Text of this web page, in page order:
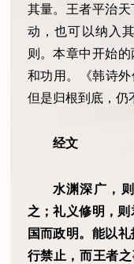
其量。王者平治
动，也可以纳入
则。本章中开始
和功用。《韩诗外
但是归根到底，仍
经文
水渊深广，
之；礼义修明，则
国而政明。能以
行禁止，而王者